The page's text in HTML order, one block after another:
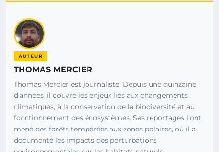
AUTEUR
THOMAS MERCIER
Thomas Mercier est journaliste. Depuis une quinzaine
d’années, il couvre les enjeux liés aux changements
climatiques, à la conservation de la biodiversité et au
fonctionnement des écosystèmes. Ses reportages l’ont
mené des forêts tempérées aux zones polaires, où il a
documenté les impacts des perturbations